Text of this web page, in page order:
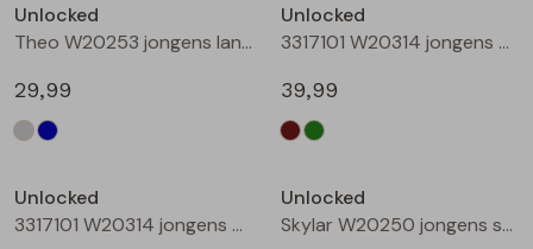
Unlocked
Theo W20253 jongens lange broek Denim
29,99
Unlocked
3317101 W20314 jongens buiten jack Bruin
39,99
Unlocked
3317101 W20314 jongens buiten jack Bottle
Unlocked
Skylar W20250 jongens sweatshirt Groen licht